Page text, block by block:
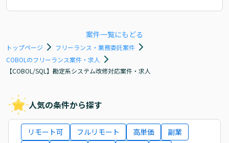
案件一覧にもどる
トップページ
フリーランス・業務委託案件
COBOLのフリーランス案件・求人
【COBOL/SQL】勘定系システム改修対応案件・求人
人気の条件から探す
リモート可 フルリモート 高単価
副業